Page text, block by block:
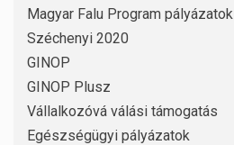
Magyar Falu Program pályázatok
Széchenyi 2020
GINOP
GINOP Plusz
Vállalkozóvá válási támogatás
Egészségügyi pályázatok